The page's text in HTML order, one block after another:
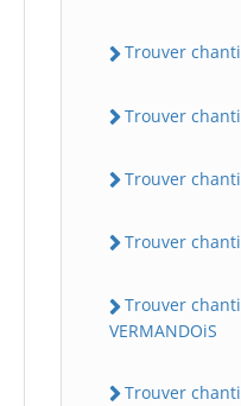
Trouver
Trouver
Trouver
Trouver
Trouver
VERMANDOiS
Trouver